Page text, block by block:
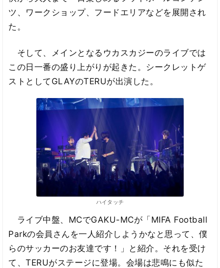
ツ、ワークショップ、フードエリアなどを展開され
た。
そして、メインとなるウカスカジーのライブでは
この日一番の盛り上がりが起きた。シークレットゲ
ストとしてGLAYのTERUが出演した。
ハイタッチ
ライブ中盤、MCでGAKU-MCが「MIFA Football
Parkの会員さんを一人紹介しようかなと思って、僕
らのサッカーのお友達です！」と紹介。それを受け
て、TERUがステージに登場。会場は悲鳴にも似た